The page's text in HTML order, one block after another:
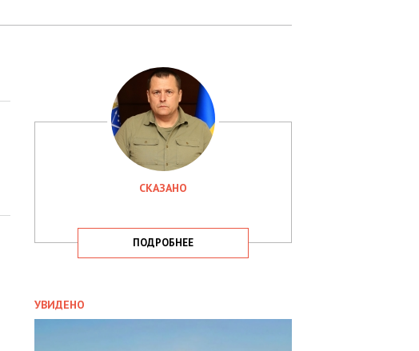
СКАЗАНО
ПОДРОБНЕЕ
УВИДЕНО
ЗАТРИМАЛА